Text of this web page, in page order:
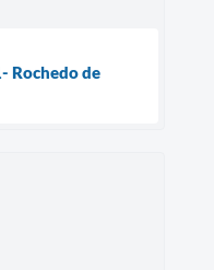
Rochedo de